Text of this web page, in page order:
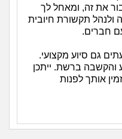
את זה, ומאחל לך
ולנהל תקשורת חיובית
חברים.
גם סיוע מקצועי.
והקשבה ברשת. ייתכן
אותך לפנות